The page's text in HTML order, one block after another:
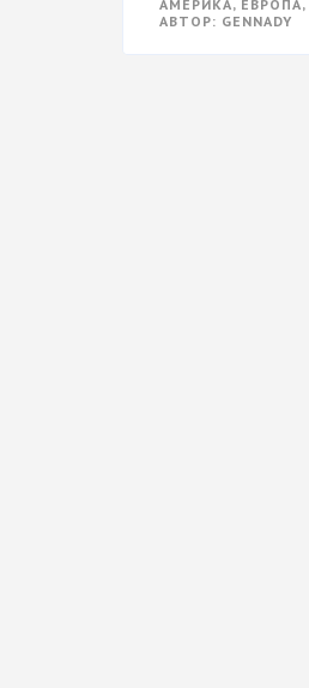
АМЕРИКА, ЕВРОПА,
АВТОР: GENNADY